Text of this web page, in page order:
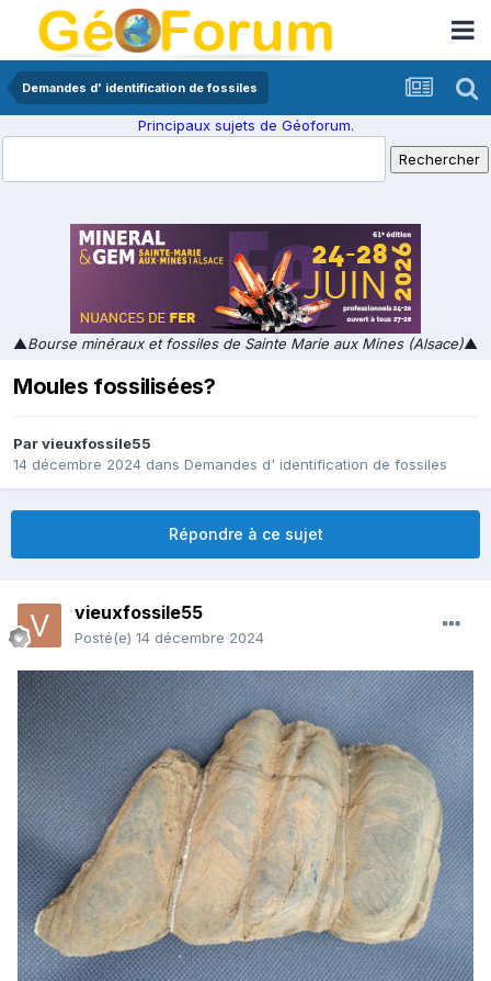
Demandes d' identification de fossiles
Principaux sujets de Géoforum.
▲Bourse minéraux et fossiles de Sainte Marie aux Mines (Alsace)▲
Moules fossilisées?
Parvieuxfossile55
14 décembre 2024 dans Demandes d' identification de fossiles
Répondre à ce sujet
vieuxfossile55
Posté(e) 14 décembre 2024